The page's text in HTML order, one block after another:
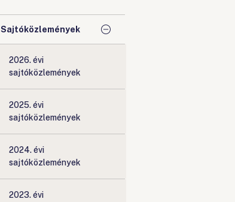
Sajtóközlemények
2026. évi
sajtóközlemények
2025. évi
sajtóközlemények
2024. évi
sajtóközlemények
2023. évi